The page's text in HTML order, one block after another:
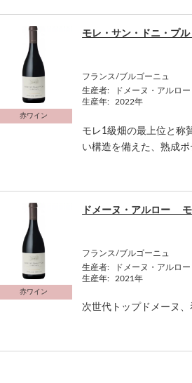
赤ワイン
フランス/ブルゴーニュ
モレ・サン・ドニ・プ
生産者:
ドメーヌ・アルロー
生産年:
2022年
モレ1級畑の最上位と称
い構造を備えた、熟成
赤ワイン
フランス/ブルゴーニュ
ドメーヌ・アルロー モ
生産者:
ドメーヌ・アルロー
生産年:
2021年
次世代トップドメーヌ